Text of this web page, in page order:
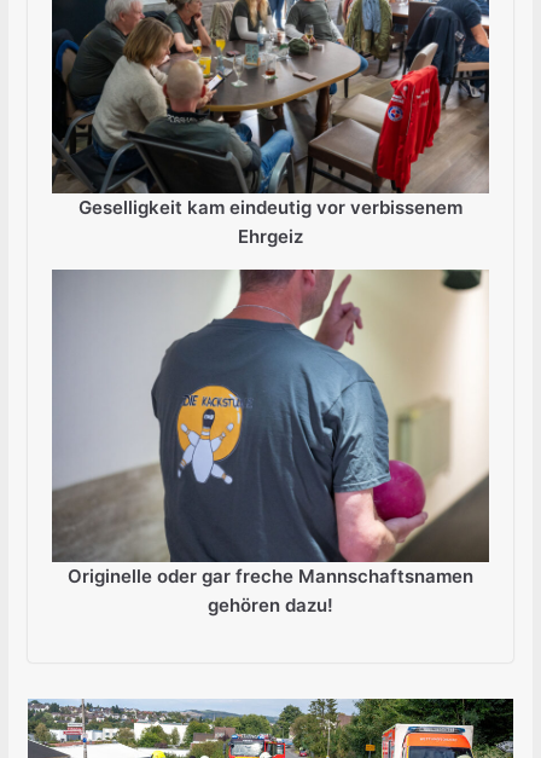
Geselligkeit kam eindeutig vor verbissenem
Ehrgeiz
Originelle oder gar freche Mannschaftsnamen
gehören dazu!